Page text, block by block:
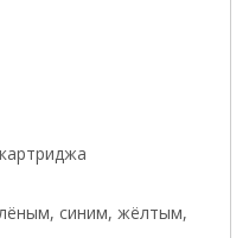
синим, жёлтым,